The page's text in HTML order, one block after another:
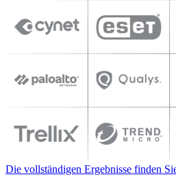
Die vollständigen Ergebnisse finden